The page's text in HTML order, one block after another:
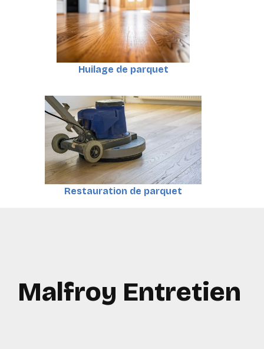
Huilage de parquet
Restauration de parquet
Malfroy Entretien